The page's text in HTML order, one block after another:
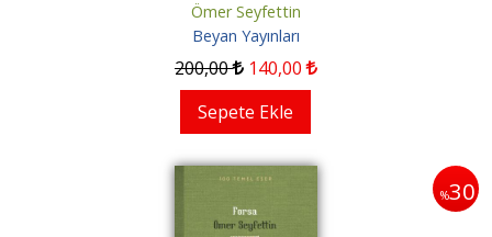
Ömer Seyfettin
Beyan Yayınları
200,00 140,00
Sepete Ekle
%30